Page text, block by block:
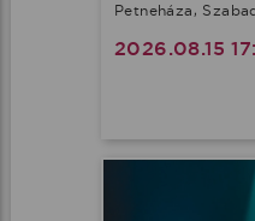
Petneháza,
2026.08.15